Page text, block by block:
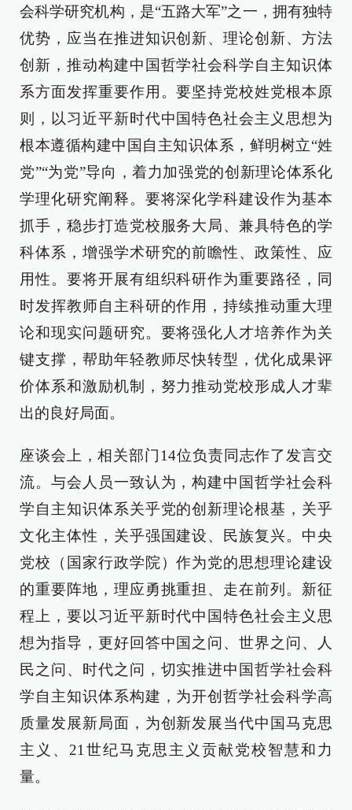
会科学研究机构，是“五路大军”之一，拥有独特
优势，应当在推进知识创新、理论创新、方法
创新，推动构建中国哲学社会科学自主知识体
系方面发挥重要作用。要坚持党校姓党根本原
则，以习近平新时代中国特色社会主义思想为
根本遵循构建中国自主知识体系，鲜明树立“姓
党”“为党”导向，着力加强党的创新理论体系化
学理化研究阐释。要将深化学科建设作为基本
抓手，稳步打造党校服务大局、兼具特色的学
科体系，增强学术研究的前瞻性、政策性、应
用性。要将开展有组织科研作为重要路径，同
时发挥教师自主科研的作用，持续推动重大理
论和现实问题研究。要将强化人才培养作为关
键支撑，帮助年轻教师尽快转型，优化成果评
价体系和激励机制，努力推动党校形成人才辈
出的良好局面。
座谈会上，相关部门14位负责同志作了发言交
流。与会人员一致认为，构建中国哲学社会科
学自主知识体系关乎党的创新理论根基，关乎
文化主体性，关乎强国建设、民族复兴。中央
党校（国家行政学院）作为党的思想理论建设
的重要阵地，理应勇挑重担、走在前列。新征
程上，要以习近平新时代中国特色社会主义思
想为指导，更好回答中国之问、世界之问、人
民之问、时代之问，切实推进中国哲学社会科
学自主知识体系构建，为开创哲学社会科学高
质量发展新局面，为创新发展当代中国马克思
主义、21世纪马克思主义贡献党校智慧和力
量。